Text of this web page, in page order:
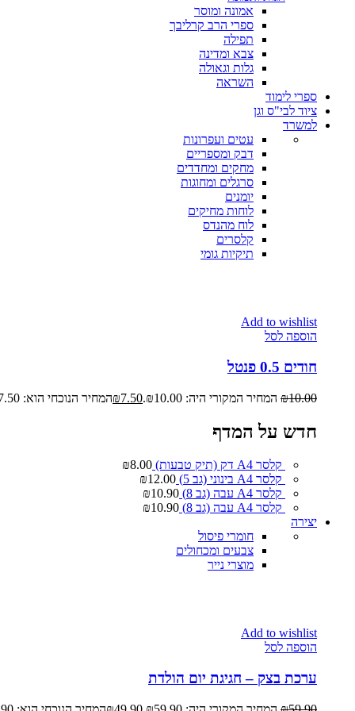
אמונה ומוסר
ספרי הרב קרליבך
תפילה
צבא ומדינה
גלות וגאולה
השראה
ספרי לימוד
ציוד לבי"ס וגן
למשרד
עטים ועפרונות
דבק ומספריים
מחקים ומחדדים
סרגלים ומחוגות
יומנים
לוחות מחיקים
לוח מהנדס
קלסרים
תיקיות גומי
Add to wishlist
הוספה לסל
חודים 0.5 פנטל
₪10.00 המחיר המקורי היה: ₪10.00. ₪7.50 המחיר הנוכחי הוא: ₪7.50.
חדש על המדף
קלסר A4 דק (תיק טבעות) ₪8.00
קלסר A4 בינוני (גב 5)
₪12.00
קלסר A4 עבה (גב 8)
₪10.90
קלסר A4 עבה (גב 8)
₪10.90
יצירה
חומרי פיסול
צבעים ומכחולים
מוצרי נייר
Add to wishlist
הוספה לסל
ערכת בצק – חגיגת יום הולדת